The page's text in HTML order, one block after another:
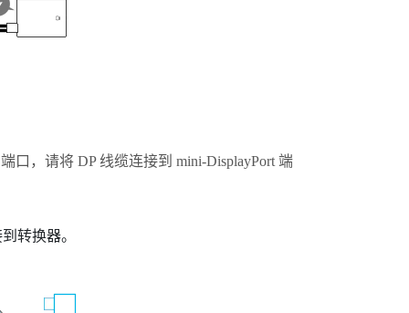
口，请将 DP 线缆连接到 mini-DisplayPort端
转换器。